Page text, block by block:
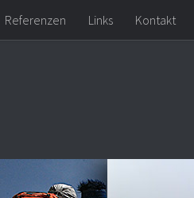
Referenzen Links Kontakt